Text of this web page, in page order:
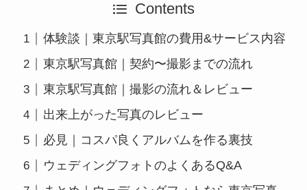
Contents
体験談｜東京駅写真館の費用&サービス内容
東京駅写真館｜契約〜撮影までの流れ
東京駅写真館｜撮影の流れ＆レビュー
出来上がった写真のレビュー
必見｜コスパ良くアルバムを作る裏技
ウェディングフォトのよくあるQ&A